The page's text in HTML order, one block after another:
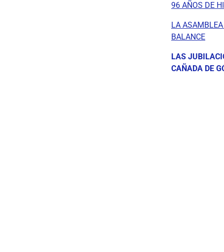
96 AÑOS DE
LA
BALANCE
LAS
CAÑADA DE